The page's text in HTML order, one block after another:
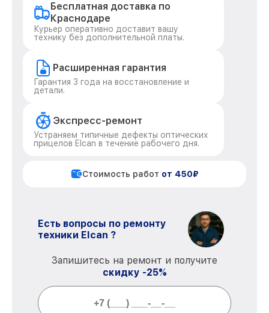
Бесплатная доставка по
Краснодаре
Курьер оперативно доставит вашу
технику без дополнительной платы.
Расширенная гарантия
Гарантия 3 года на восстановление и
детали.
Экспресс-ремонт
Устраняем типичные дефекты оптических
прицелов Elcan в течение рабочего дня.
Стоимость работ от 450₽
Есть вопросы по ремонту
техники Elcan ?
Запишитесь на ремонт и получите
скидку -25%